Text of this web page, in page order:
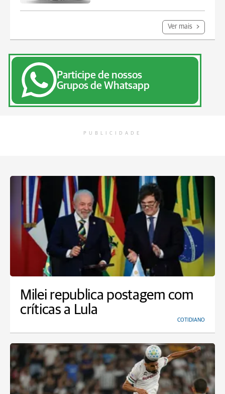
Ver mais
Participe de nossos
Grupos de Whatsapp
PUBLICIDADE
Milei republica postagem com
críticas a Lula
COTIDIANO